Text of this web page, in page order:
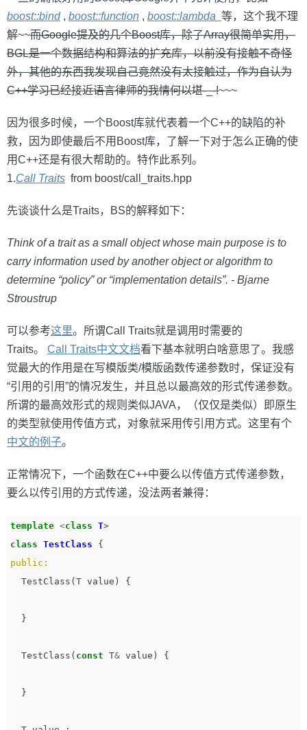
boost::bind, boost::function , boost::lambda 等，这个我不理
解~~而Google提及的几个Boost库，除了Array很简单实用，
BGL是一个数据结构和算法的扩充库，以前没有接触不奇怪
外，其他的东西我发现自己竟然没有太接触过，作为自认为
C++学习已经接近语言律师的我情何以堪-_-!~~~
因为很多时候，一个Boost库就代表着一个C++的缺陷的补
救，因为即使最后不用Boost库，了解一下对于怎么正确的使
用C++还是有很大帮助的。特作此系列。
1.Call Traits from boost/call_traits.hpp
先谈谈什么是Traits，BS的解释如下：
Think of a trait as a small object whose main purpose is to
carry information used by another object or algorithm to
determine “policy” or “implementation details”. - Bjarne
Stroustrup
可以参考这里。所谓Call Traits就是调用时需要的
Traits。 Call Traits中文文档看下基本就明白啥意思了。我感
觉最大的作用是在写模版类/模版函数传递参数时，保证没有
“引用的引用”的情况发生，并且总以最高效的形式传递参数。
所谓的最高效形式的规则类似JAVA，（仅仅是类似）即原生
的类型就使用传值方式，对象就采用传引用方式。这里有个
中文的例子。
正常情况下，一个函数在C++中要么以传值方式传递参数，
要么以传引用的方式传递，没法两者兼得：
template <class T>
class TestClass
{
public:
TestClass ( T value ) {
}
TestClass ( const T& value ) {
}